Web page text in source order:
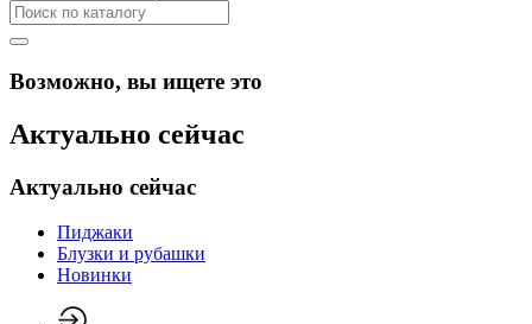
Возможно, вы ищете это
Актуально сейчас
Актуально сейчас
Пиджаки
Блузки и рубашки
Новинки